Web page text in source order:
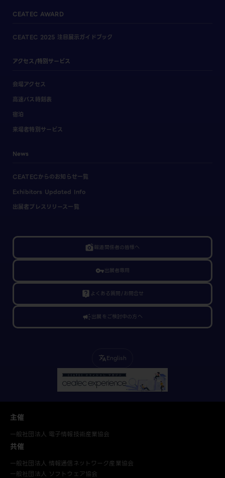
CEATEC AWARD
CEATEC 2025 注目展示ガイドブック
アクセス/特別サービス
会場アクセス
高速バス時刻表
宿泊
来場者特別サービス
News
CEATECからのお知らせ一覧
Exhibitors Updated Info
出展者プレスリリース一覧
linked_camera報道関係者の皆様へ
vpn_key出展者専用
live_help よくある質問/お問合せ
campaign出展をご検討中の方へ
translateEnglish
主催
一般社団法人 電子情報技術産業協会
共催
一般社団法人 情報通信ネットワーク産業協会
一般社団法人 ソフトウェア協会